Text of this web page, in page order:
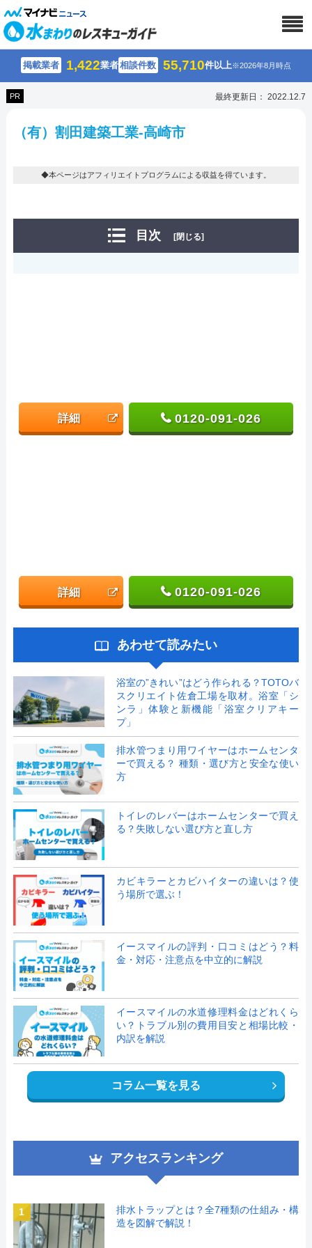
掲載業者 1,422業者相談件数 55,710件以上※2026年8月時点
PR 最終更新日： 2022.12.7
（有）割田建築工業-高崎市
◆本ページはアフィリエイトプログラムによる収益を得ています。
目次 [閉じる]
詳細 0120-091-026
詳細 0120-091-026
あわせて読みたい
浴室の”きれい”はどう作られる？TOTOバ
スクリエイト佐倉工場を取材。浴室「シ
ンラ」体験と新機能「浴室クリアキー
プ」
排水管つまり用ワイヤーはホームセンタ
ーで買える？ 種類・選び方と安全な使い
方
トイレのレバーはホームセンターで買え
る？失敗しない選び方と直し方
カビキラーとカビハイターの違いは？使
う場所で選ぶ！
イースマイルの評判・口コミはどう？料
金・対応・注意点を中立的に解説
イースマイルの水道修理料金はどれくら
い？トラブル別の費用目安と相場比較・
内訳を解説
コラム一覧を見る
アクセスランキング
1
排水トラップとは？全7種類の仕組み・構
造を図解で解説！